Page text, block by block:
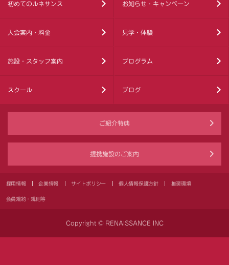
初めてのルネサンス お知らせ・キャンペーン
入会案内・料金 見学・体験
施設・スタッフ案内 プログラム
スクール ブログ
ご紹介特典
提携施設のご案内
採用情報 企業情報 サイトポリシー 個人情報保護方針 推奨環境
会員規約・規則等
Copyright © RENAISSANCE INC